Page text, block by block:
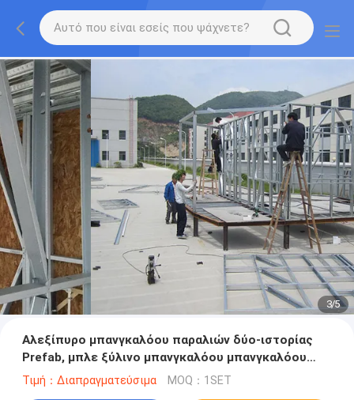
3/5
Αλεξίπυρο μπανγκαλόου παραλιών δύο-ιστορίας
Prefab, μπλε ξύλινο μπανγκαλόου μπανγκαλόου
εγχώριων παραλιών
Τιμή：Διαπραγματεύσιμα MOQ：1SET